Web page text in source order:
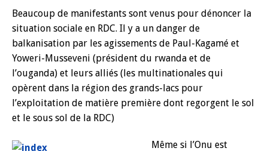
Beaucoup de manifestants sont venus pour dénoncer la
situation sociale en RDC. Il y a un danger de
balkanisation par les agissements de Paul-Kagamé et
Yoweri-Musseveni (président du rwanda et de
l’ouganda) et leurs alliés (les multinationales qui
opèrent dans la région des grands-lacs pour
l’exploitation de matière première dont regorgent le sol
et le sous sol de la RDC)
Même si l’Onu est